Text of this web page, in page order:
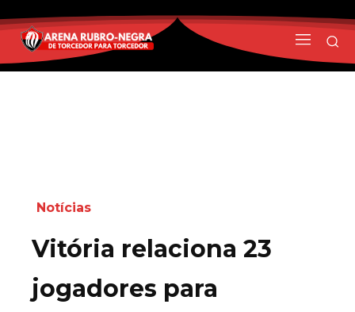
Notícias
Vitória relaciona 23
jogadores para